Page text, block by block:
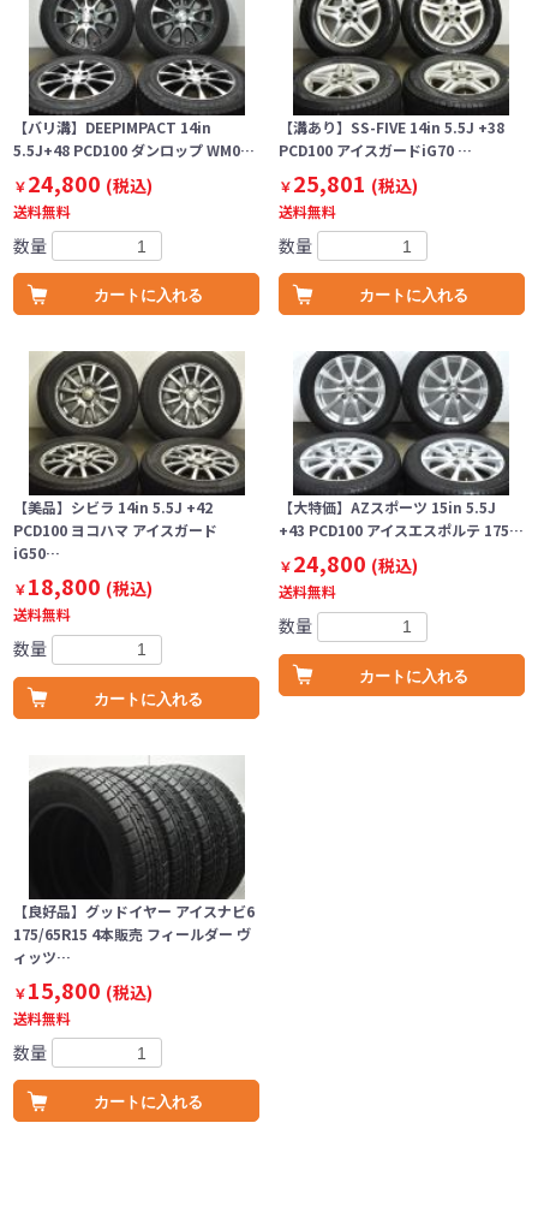
【バリ溝】DEEPIMPACT 14in
5.5J+48 PCD100 ダンロップ WM0…
￥24,800 (税込)
送料無料
数量
カートに入れる
【溝あり】SS-FIVE 14in 5.5J +38
PCD100 アイスガードiG70 …
￥25,801 (税込)
送料無料
数量
カートに入れる
【美品】シビラ 14in 5.5J +42
PCD100 ヨコハマ アイスガード
iG50…
￥18,800 (税込)
送料無料
数量
カートに入れる
【大特価】AZスポーツ 15in 5.5J
+43 PCD100 アイスエスポルテ 175…
￥24,800 (税込)
送料無料
数量
カートに入れる
【良好品】グッドイヤー アイスナビ6
175/65R15 4本販売 フィールダー ヴ
ィッツ…
￥15,800 (税込)
送料無料
数量
カートに入れる